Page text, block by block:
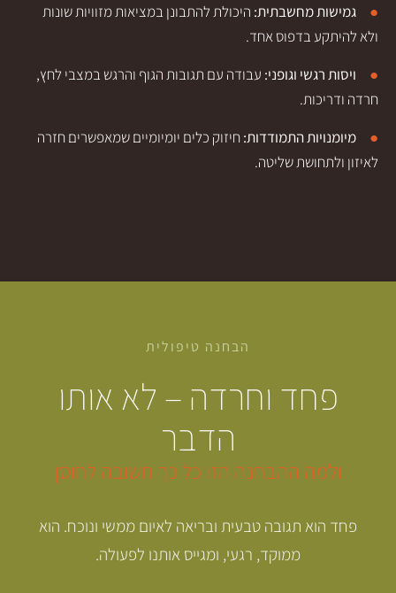
היכולת להתבונן במציאות מזוויות שונות
אחד.
וגופני:עבודה עם תגובות הגוף והרגש במצבי לחץ,
התמודדות:חיזוק כלים יומיומיים שמאפשרים חזרה
שליטה.
הבחנה טיפולית
וחרדה – לא אותו
ההבחנה הזו כל כך חשובה לחוסן
תגובה טבעית ובריאה לאיום ממשי ונוכח. הוא
ממוקד, רגעי, ומגייס אותנו לפעולה.